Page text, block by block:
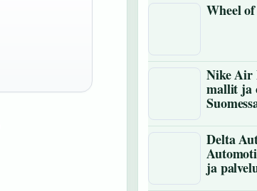
Wheel
Nike Air
mallit ja
Delta
ja